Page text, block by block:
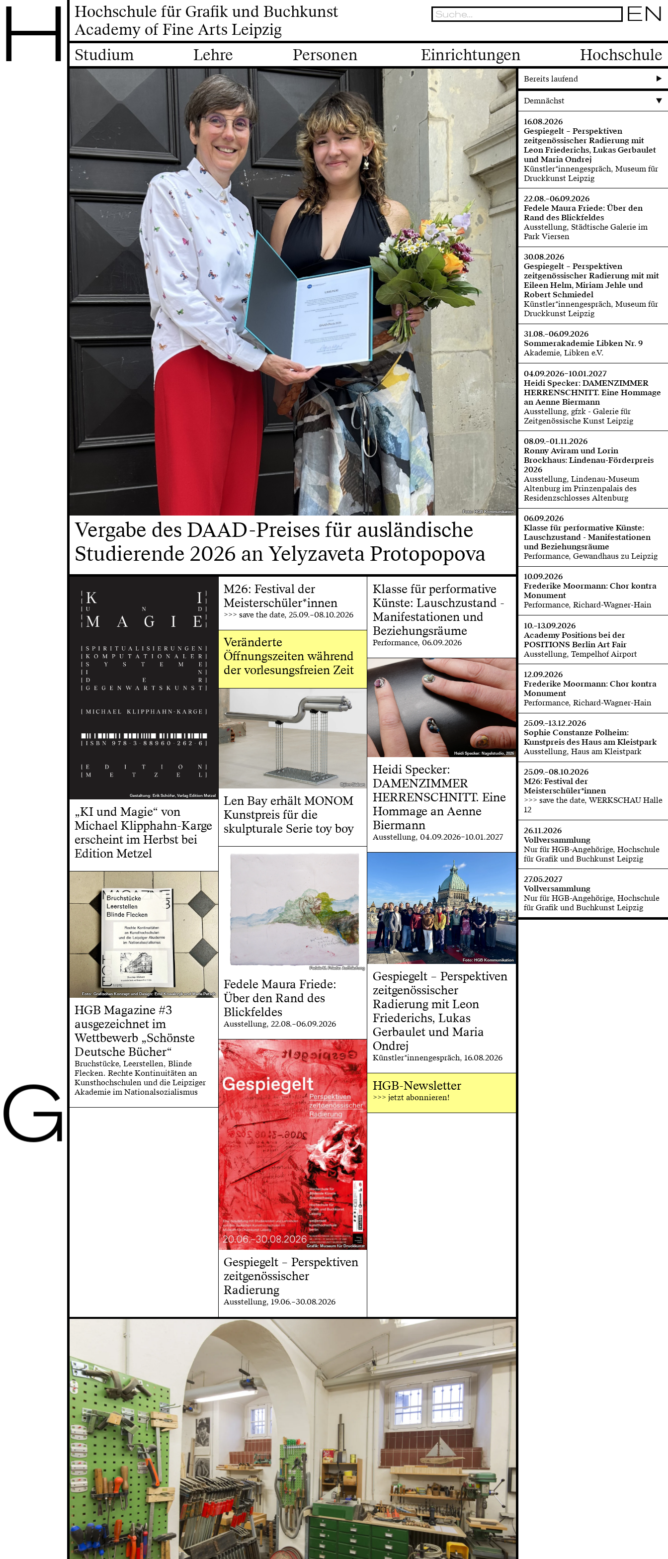
H
G
Hochschule für Grafik und Buchkunst
Academy of Fine Arts Leipzig
EN
Studium Lehre Personen Einrichtungen Hochschule
Foto: HGB Kommunikation
Foto: HGB Kommunikation
Vergabe des DAAD-Preises für ausländische
Studierende 2026 an Yelyzaveta Protopopova
Gestaltung: Erik Schöfer, Verlag Edition Metzel
Gestaltung: Erik Schöfer, Verlag Edition Metzel
„KI und Magie“ von
Michael Klipphahn-Karge
erscheint im Herbst bei
Edition Metzel
M26: Festival der
Meisterschüler*innen
>>> save the date, 25.09.–08.10.2026
Klasse für performative
Künste: Lauschzustand -
Manifestationen und
Beziehungsräume
Performance, 06.09.2026
Veränderte
Öffnungszeiten während
der vorlesungsfreien Zeit
Heidi Specker: Nagelstudio, 2026
Heidi Specker: Nagelstudio, 2026
Heidi Specker:
DAMENZIMMER
HERRENSCHNITT. Eine
Hommage an Aenne
Biermann
Ausstellung, 04.09.2026–10.01.2027
Björn Siebert
Björn Siebert
Len Bay erhält MONOM
Kunstpreis für die
skulpturale Serie toy boy
Fedele M. Friede: Aufhäufung
Fedele M. Friede: Aufhäufung
Fedele Maura Friede:
Über den Rand des
Blickfeldes
Ausstellung, 22.08.–06.09.2026
Foto: HGB Kommunikation
Foto: HGB Kommunikation
Gespiegelt – Perspektiven
zeitgenössischer
Radierung mit Leon
Friederichs, Lukas
Gerbaulet und Maria
Ondrej
Künstler*innengespräch, 16.08.2026
Foto: Grafisches Konzept und Design: Emil Kowalczyk und Merle Petsch
Foto: Grafisches Konzept und Design: Emil Kowalczyk und Merle Petsch
HGB Magazine #3
ausgezeichnet im
Wettbewerb „Schönste
Deutsche Bücher“
Bruchstücke, Leerstellen, Blinde
Flecken. Rechte Kontinuitäten an
Kunsthochschulen und die Leipziger
Akademie im Nationalsozialismus
Grafik: Museum für Druckkunst
Grafik: Museum für Druckkunst
Gespiegelt – Perspektiven
zeitgenössischer
Radierung
Ausstellung, 19.06.–30.08.2026
HGB-Newsletter
>>> jetzt abonnieren!
Bereits laufend
Demnächst
16.08.2026
Gespiegelt – Perspektiven
zeitgenössischer Radierung mit
Leon Friederichs, Lukas Gerbaulet
und Maria Ondrej
Künstler*innengespräch, Museum für
Druckkunst Leipzig
22.08.–06.09.2026
Fedele Maura Friede: Über den
Rand des Blickfeldes
Ausstellung, Städtische Galerie im
Park Viersen
30.08.2026
Gespiegelt – Perspektiven
zeitgenössischer Radierung mit mit
Eileen Helm, Miriam Jehle und
Robert Schmiedel
Künstler*innengespräch, Museum für
Druckkunst Leipzig
31.08.–06.09.2026
Sommerakademie Libken Nr. 9
Akademie, Libken e.V.
04.09.2026–10.01.2027
Heidi Specker: DAMENZIMMER
HERRENSCHNITT. Eine Hommage
an Aenne Biermann
Ausstellung, gfzk - Galerie für
Zeitgenössische Kunst Leipzig
08.09.–01.11.2026
Ronny Aviram und Lorin
Brockhaus: Lindenau-Förderpreis
2026
Ausstellung, Lindenau-Museum
Altenburg im Prinzenpalais des
Residenzschlosses Altenburg
06.09.2026
Klasse für performative Künste:
Lauschzustand - Manifestationen
und Beziehungsräume
Performance, Gewandhaus zu Leipzig
10.09.2026
Frederike Moormann: Chor kontra
Monument
Performance, Richard-Wagner-Hain
10.–13.09.2026
Academy Positions bei der
POSITIONS Berlin Art Fair
Ausstellung, Tempelhof Airport
12.09.2026
Frederike Moormann: Chor kontra
Monument
Performance, Richard-Wagner-Hain
25.09.–13.12.2026
Sophie Constanze Polheim:
Kunstpreis des Haus am Kleistpark
Ausstellung, Haus am Kleistpark
25.09.–08.10.2026
M26: Festival der
Meisterschüler*innen
>>> save the date, WERKSCHAU Halle
12
26.11.2026
Vollversammlung
Nur für HGB-Angehörige, Hochschule
für Grafik und Buchkunst Leipzig
27.05.2027
Vollversammlung
Nur für HGB-Angehörige, Hochschule
für Grafik und Buchkunst Leipzig